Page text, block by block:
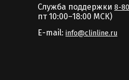
Служба поддержки 8-
пт 10:00–18:00 MCК)
E-mail: info@clinline.ru